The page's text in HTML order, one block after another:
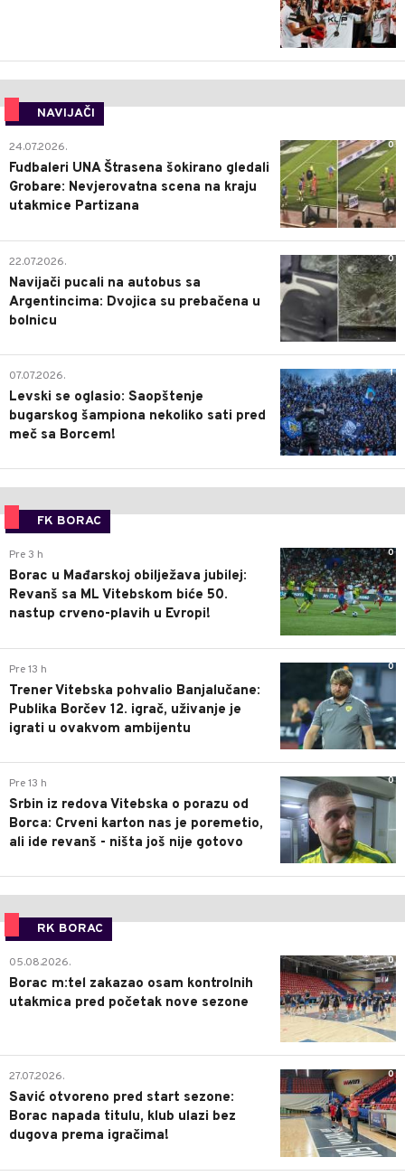
NAVIJAČI
0
24.07.2026.
Fudbaleri UNA Štrasena šokirano gledali
Grobare: Nevjerovatna scena na kraju
utakmice Partizana
0
22.07.2026.
Navijači pucali na autobus sa
Argentincima: Dvojica su prebačena u
bolnicu
1
07.07.2026.
Levski se oglasio: Saopštenje
bugarskog šampiona nekoliko sati pred
meč sa Borcem!
FK BORAC
0
Pre 3 h
Borac u Mađarskoj obilježava jubilej:
Revanš sa ML Vitebskom biće 50.
nastup crveno-plavih u Evropi!
0
Pre 13 h
Trener Vitebska pohvalio Banjalučane:
Publika Borčev 12. igrač, uživanje je
igrati u ovakvom ambijentu
0
Pre 13 h
Srbin iz redova Vitebska o porazu od
Borca: Crveni karton nas je poremetio,
ali ide revanš - ništa još nije gotovo
RK BORAC
0
05.08.2026.
Borac m:tel zakazao osam kontrolnih
utakmica pred početak nove sezone
0
27.07.2026.
Savić otvoreno pred start sezone:
Borac napada titulu, klub ulazi bez
dugova prema igračima!